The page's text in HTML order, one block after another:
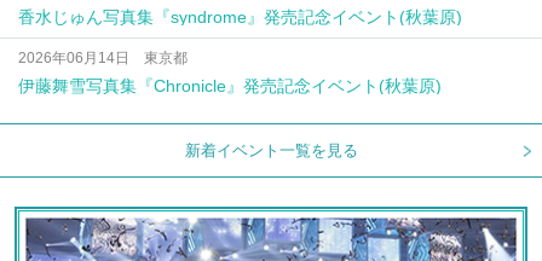
香水じゅん写真集『syndrome』発売記念イベント(秋葉原)
2026年06月14日 東京都
伊藤舞雪写真集『Chronicle』発売記念イベント(秋葉原)
新着イベント一覧を見る